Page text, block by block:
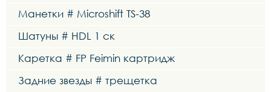
Манетки # Microshift TS-38
Шатуны # HDL 1 ск
Каретка # FP Feimin картридж
Задние звезды # трещетка